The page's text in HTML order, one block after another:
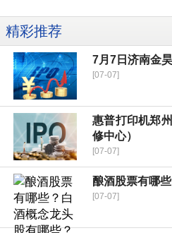
精彩推荐
7月7日济南金
[07-07]
惠普打印机郑
修中心）
[07-07]
酿酒股票有哪
[07-07]